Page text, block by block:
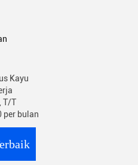
Kayu
T/T
per bulan